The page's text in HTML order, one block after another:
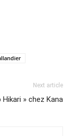
Next article
Hikari » chez Kana